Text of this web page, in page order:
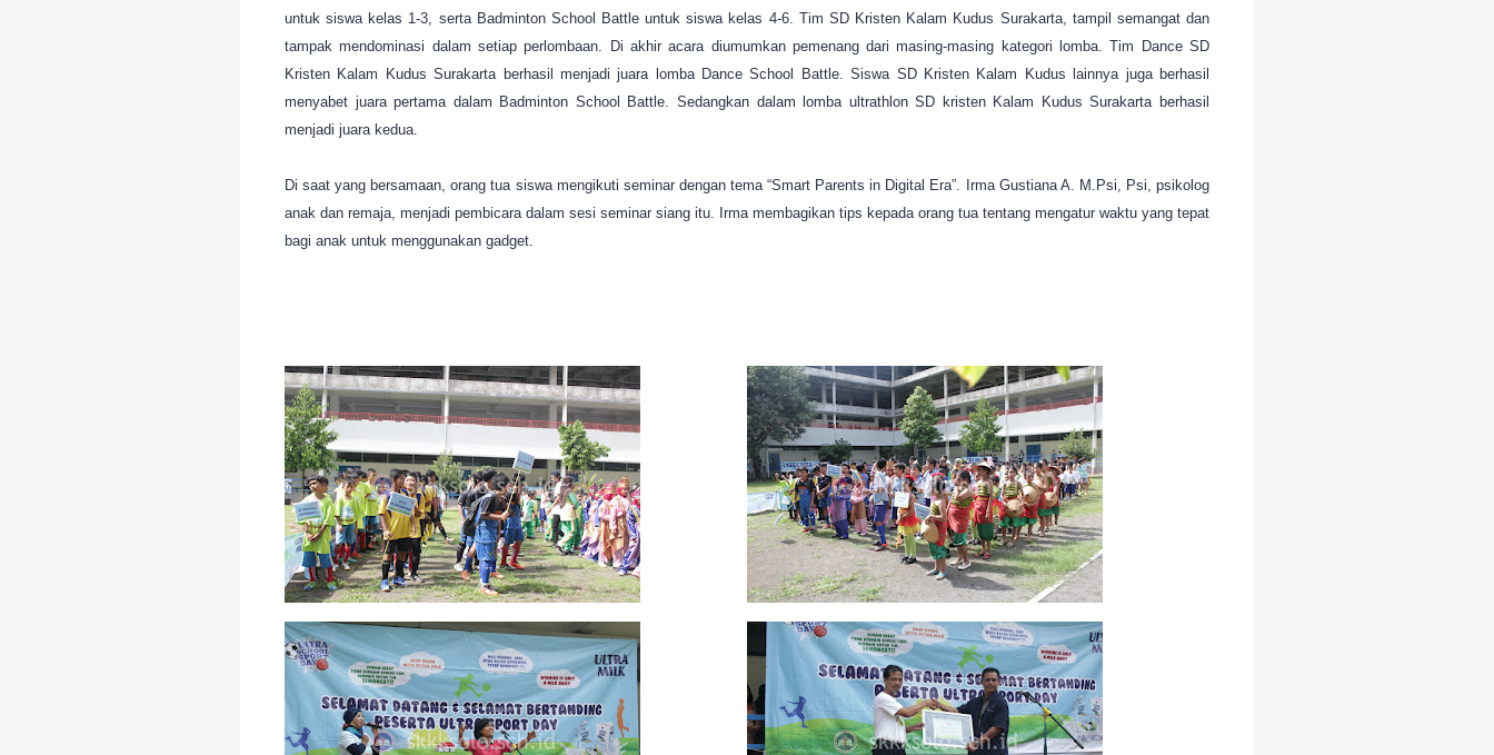
untuk siswa kelas 1-3, serta Badminton School Battle untuk siswa kelas 4-6. Tim SD Kristen Kalam Kudus Surakarta, tampil semangat dan
tampak mendominasi dalam setiap perlombaan. Di akhir acara diumumkan pemenang dari masing-masing kategori lomba. Tim Dance SD
Kristen Kalam Kudus Surakarta berhasil menjadi juara lomba Dance School Battle. Siswa SD Kristen Kalam Kudus lainnya juga berhasil
menyabet juara pertama dalam Badminton School Battle. Sedangkan dalam lomba ultrathlon SD kristen Kalam Kudus Surakarta berhasil
menjadi juara kedua.
Di saat yang bersamaan, orang tua siswa mengikuti seminar dengan tema “Smart Parents in Digital Era”. Irma Gustiana A. M.Psi, Psi, psikolog
anak dan remaja, menjadi pembicara dalam sesi seminar siang itu. Irma membagikan tips kepada orang tua tentang mengatur waktu yang tepat
bagi anak untuk menggunakan gadget.